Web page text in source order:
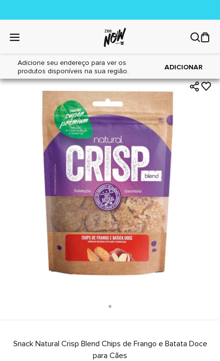
Adicione seu endereço para ver os
produtos disponíveis na sua região.
ADICIONAR
Home|Cães|Petiscos
Snack Natural Crisp Blend Chips de Frango e Batata Doce
para Cães